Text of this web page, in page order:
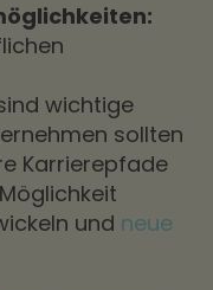
wichtige
sollten
Karrierepfade
und neue